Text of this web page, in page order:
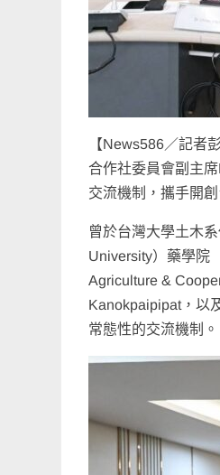
【News586／記者
合作社委員會副主
交流機制，攜手開
曾於台灣大學土木
University）藥學院
Agriculture &
Kanokpaipipat，以
常態性的交流機制。